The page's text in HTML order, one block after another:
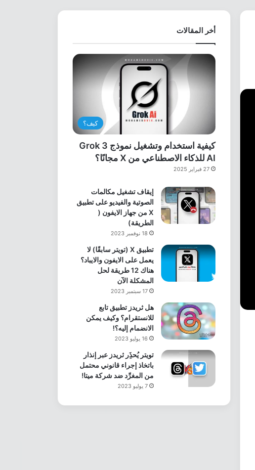
أخر المقالات
كيف؟
كيفية استخدام وتشغيل نموذج Grok 3
AI للذكاء الاصطناعي من X مجانًا؟
27 فبراير 2025
إيقاف تشغيل مكالمات
الصوتية والفيديو على تطبيق
X من جهاز الايفون (
الطريقة)
18 نوفمبر 2023
تطبيق X (تويتر سابقًا) لا
يعمل على الايفون والايباد؟
هناك 12 طريقة لحل
المشكلة الآن
17 سبتمبر 2023
هل ثريدز تطبيق تابع
للانستقرام؟ وكيف يمكن
الانضمام إليه؟!
16 يوليو 2023
تويتر يُحذَِر ثريدز عبر إنذار
باتخاذ إجراء قانوني محتمل
من المغرِّد ضد شركة ميتا!
7 يوليو 2023